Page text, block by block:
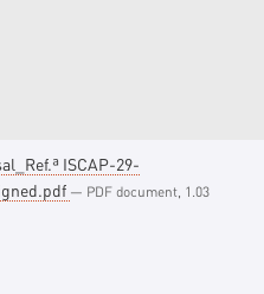
ISCAP-29-
— PDF document, 1.03